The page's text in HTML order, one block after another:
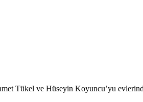
Tükel ve Hüseyin Koyuncu’yu